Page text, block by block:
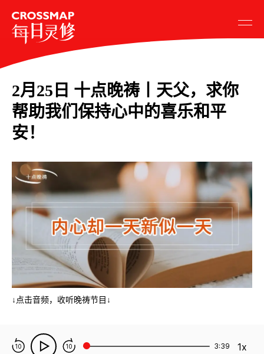
2月25日 十点晚祷丨天父，求你
帮助我们保持心中的喜乐和平
安！
↓点击音频，收听晚祷节目↓
10 10 3:39 1x